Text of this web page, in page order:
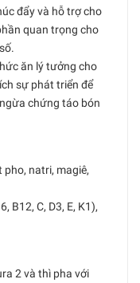
đẩy và hỗ trợ cho
quan trọng cho
ăn lý tưởng cho
sự phát triển để
chứng táo bón
pho, natri, magiê,
B12, C, D3, E, K1),
2 và thì pha với